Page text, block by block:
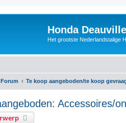
Honda
Het grootste Nederlandstalige
Forum Te koop aangeboden/te koop
Accessoires/